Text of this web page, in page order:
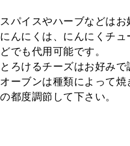
スパイスやハーブなどはお
にんにくは、にんにくチ
どでも代用可能です。
とろけるチーズはお好みで
オーブンは種類によって
の都度調節して下さい。